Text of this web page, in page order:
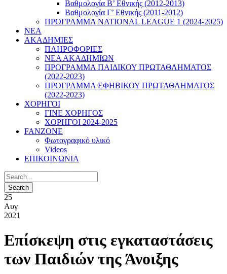
Βαθμολογία Β’ Εθνικής (2012-2013)
Βαθμολογία Γ’ Εθνικής (2011-2012)
ΠΡΟΓΡΑΜΜΑ NATIONAL LEAGUE 1 (2024-2025)
ΝΕΑ
ΑΚΑΔΗΜΙΕΣ
ΠΛΗΡΟΦΟΡΙΕΣ
ΝΕΑ ΑΚΑΔΗΜΙΩΝ
ΠΡΟΓΡΑΜΜΑ ΠΑΙΔΙΚΟΥ ΠΡΩΤΑΘΛΗΜΑΤΟΣ
(2022-2023)
ΠΡΟΓΡΑΜΜΑ ΕΦΗΒΙΚΟΥ ΠΡΩΤΑΘΛΗΜΑΤΟΣ
(2022-2023)
ΧΟΡΗΓΟΙ
ΓΙΝΕ ΧΟΡΗΓΟΣ
ΧΟΡΗΓΟΙ 2024-2025
FANZONE
Φωτογραφικό υλικό
Videos
ΕΠΙΚΟΙΝΩΝΙΑ
25
Αυγ
2021
Επίσκεψη στις εγκαταστάσεις
των Παιδιών της Άνοιξης